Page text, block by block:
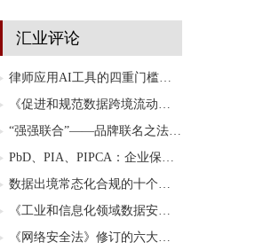
汇业评论
律师应用AI工具的四重门槛：放下工具焦虑，升级大模型思维
《促进和规范数据跨境流动规定》解读及影响展望
“强强联合”——品牌联名之法律要点
PbD、PIA、PIPCA：企业保护个人信息的三道合规防线
数据出境常态化合规的十个趋势性问题
《工业和信息化领域数据安全管理办法（试行）》法律适用及主要合规义务
《网络安全法》修订的六大立法与执法趋势